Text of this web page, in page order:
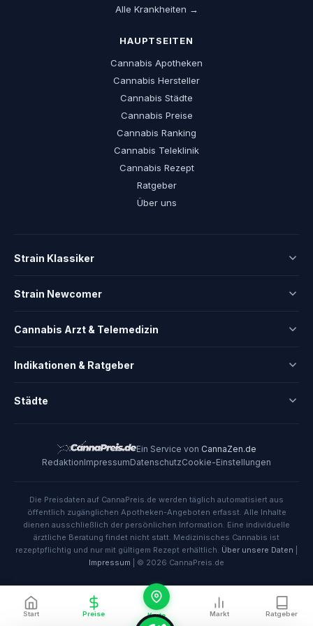
Alle Krankheiten →
HAUPTSEITEN
Cannabis Apotheken
Cannabis Hersteller
Cannabis Städte
Cannabis Preise
Cannabis Ranking
Cannabis Teleklinik
Cannabis Rezept
Ratgeber
Über uns
Strain Klassiker
Strain Newcomer
Cannabis Arzt & Telemedizin
Indikationen & Ratgeber
Städte
Ein Service von CannaZen.de
RedaktionImpressumDatenschutzCookie-Einstellungen
Die Preisdaten auf CannaPreis.de werden täglich automatisiert aus
öffentlich zugänglichen Apotheken-Angeboten erfasst. Alle Inhalte
dienen ausschließlich der persönlichen Information. Eine individuelle
ärztliche Beratung findet nicht statt. Medizinisches Cannabis ist
rezeptpflichtig und nur mit gültigem Rezept erhältlich. Über unsere Daten
Impressum | © 2026 CannaPreis.de
Start Preise Karte Markt Ratgeber